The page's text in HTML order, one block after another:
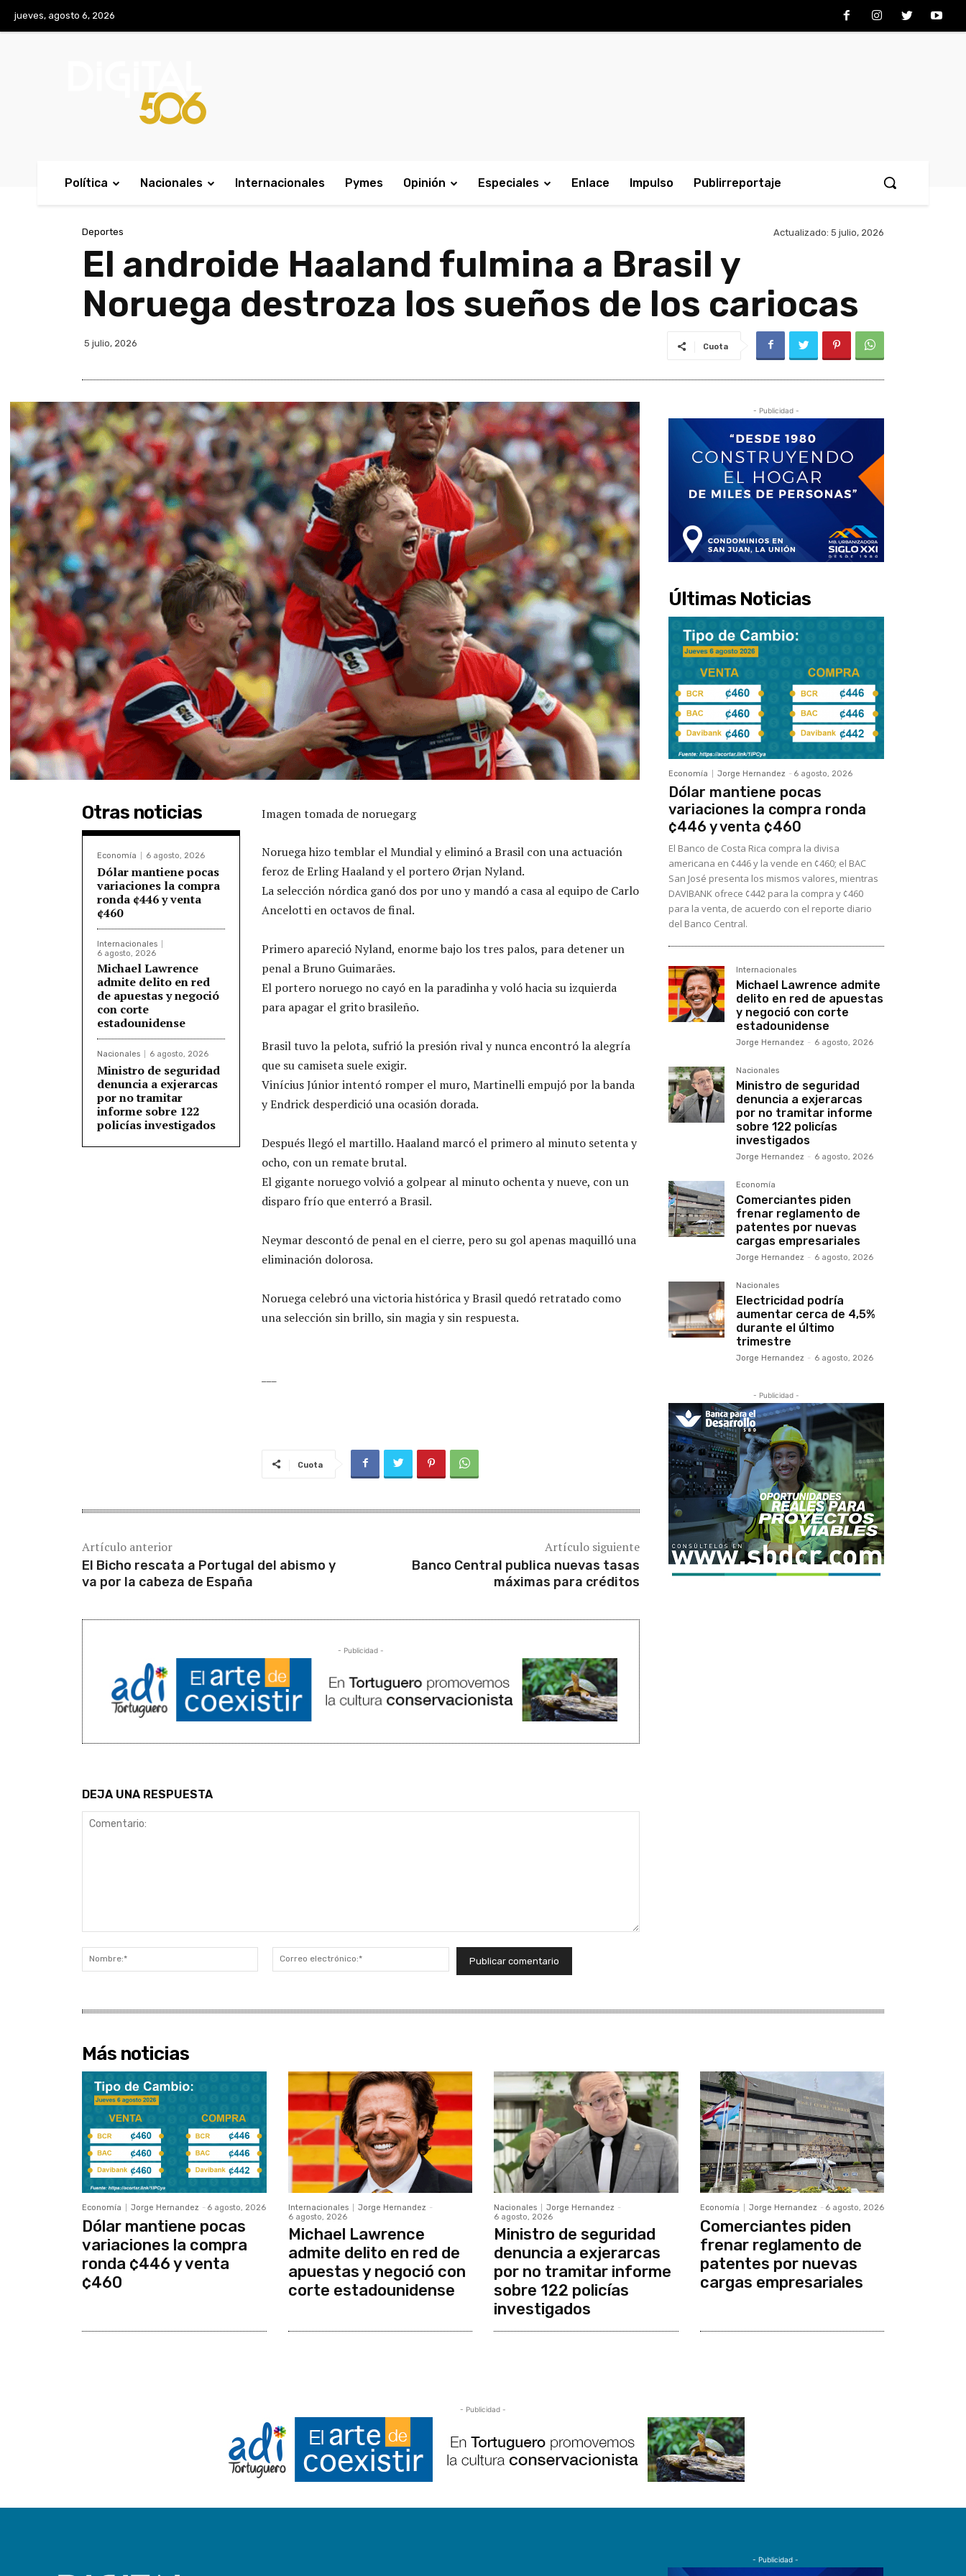
jueves, agosto 6, 2026
Política Nacionales Internacionales Pymes Opinión Especiales Enlace Impulso Publirreportaje
Deportes Actualizado: 5 julio, 2026
El androide Haaland fulmina a Brasil y
Noruega destroza los sueños de los cariocas
5 julio, 2026 Cuota
Otras noticias
Economía 6 agosto, 2026
Dólar mantiene pocas
variaciones la compra
ronda ¢446 y venta
¢460
Internacionales
6 agosto, 2026
Michael Lawrence
admite delito en red
de apuestas y negoció
con corte
estadounidense
Nacionales 6 agosto, 2026
Ministro de seguridad
denuncia a exjerarcas
por no tramitar
informe sobre 122
policías investigados
Imagen tomada de noruegarg
Noruega hizo temblar el Mundial y eliminó a Brasil con una actuación
feroz de Erling Haaland y el portero Ørjan Nyland.
La selección nórdica ganó dos por uno y mandó a casa al equipo de Carlo
Ancelotti en octavos de final.
Primero apareció Nyland, enorme bajo los tres palos, para detener un
penal a Bruno Guimarães.
El portero noruego no cayó en la paradinha y voló hacia su izquierda
para apagar el grito brasileño.
Brasil tuvo la pelota, sufrió la presión rival y nunca encontró la alegría
que su camiseta suele exigir.
Vinícius Júnior intentó romper el muro, Martinelli empujó por la banda
y Endrick desperdició una ocasión dorada.
Después llegó el martillo. Haaland marcó el primero al minuto setenta y
ocho, con un remate brutal.
El gigante noruego volvió a golpear al minuto ochenta y nueve, con un
disparo frío que enterró a Brasil.
Neymar descontó de penal en el cierre, pero su gol apenas maquilló una
eliminación dolorosa.
Noruega celebró una victoria histórica y Brasil quedó retratado como
una selección sin brillo, sin magia y sin respuesta.
Cuota
Artículo anterior
El Bicho rescata a Portugal del abismo y
va por la cabeza de España
Artículo siguiente
Banco Central publica nuevas tasas
máximas para créditos
- Publicidad -
DEJA UNA RESPUESTA
Nombre:*
electrónico:*
- Publicidad -
Últimas Noticias
Economía Jorge Hernandez - 6 agosto, 2026
Dólar mantiene pocas
variaciones la compra ronda
¢446 y venta ¢460
El Banco de Costa Rica compra la divisa
americana en ¢446 y la vende en ¢460; el BAC
San José presenta los mismos valores, mientras
DAVIBANK ofrece ¢442 para la compra y ¢460
para la venta, de acuerdo con el reporte diario
del Banco Central.
Internacionales
Michael Lawrence admite
delito en red de apuestas
y negoció con corte
estadounidense
Jorge Hernandez - 6 agosto, 2026
Nacionales
Ministro de seguridad
denuncia a exjerarcas
por no tramitar informe
sobre 122 policías
investigados
Jorge Hernandez - 6 agosto, 2026
Economía
Comerciantes piden
frenar reglamento de
patentes por nuevas
cargas empresariales
Jorge Hernandez - 6 agosto, 2026
Nacionales
Electricidad podría
aumentar cerca de 4,5%
durante el último
trimestre
Jorge Hernandez - 6 agosto, 2026
- Publicidad -
Más noticias
Economía Jorge Hernandez - 6 agosto, 2026
Dólar mantiene pocas
variaciones la compra
ronda ¢446 y venta
¢460
Internacionales Jorge Hernandez -
6 agosto, 2026
Michael Lawrence
admite delito en red de
apuestas y negoció con
corte estadounidense
Nacionales Jorge Hernandez -
6 agosto, 2026
Ministro de seguridad
denuncia a exjerarcas
por no tramitar informe
sobre 122 policías
investigados
Economía Jorge Hernandez - 6 agosto, 2026
Comerciantes piden
frenar reglamento de
patentes por nuevas
cargas empresariales
- Publicidad -
- Publicidad -